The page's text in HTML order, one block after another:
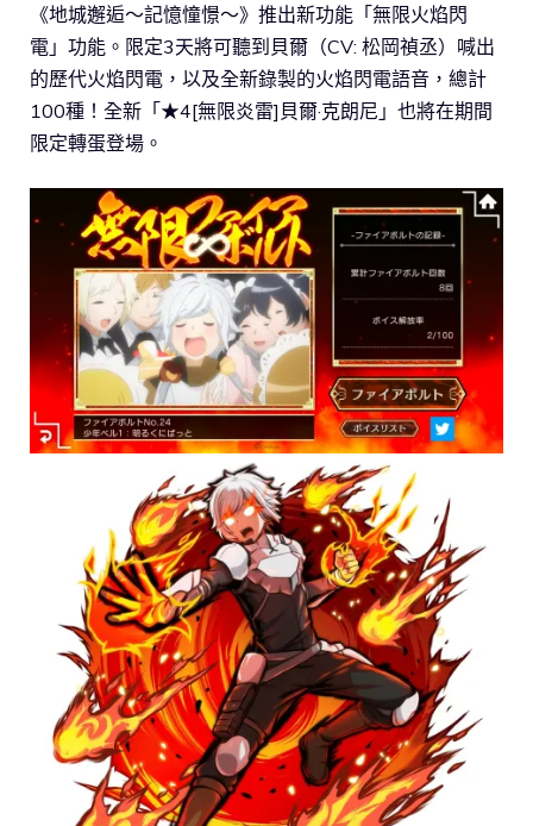
《地城邂逅～記憶憧憬～》推出新功能「無限火焰閃
電」功能。限定3天將可聽到貝爾（CV: 松岡禎丞）喊出
的歷代火焰閃電，以及全新錄製的火焰閃電語音，總計
100種！全新「★4[無限炎雷]貝爾·克朗尼」也將在期間
限定轉蛋登場。